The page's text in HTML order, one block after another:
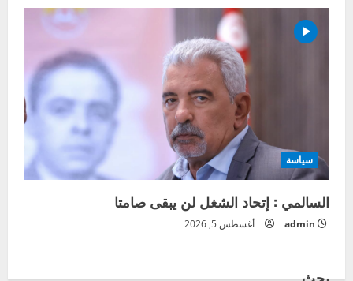
سياسة
السالمي : إتحاد الشغل لن يبقى صامتا
admin أغسطس 5, 2026